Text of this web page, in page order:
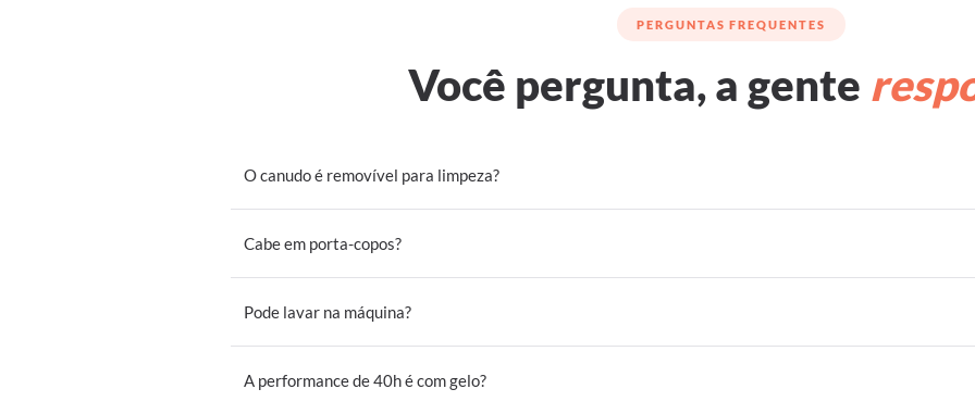
PERGUNTAS FREQUENTES
Você pergunta, a gente
O canudo é removível para limpeza?
Cabe em porta-copos?
Pode lavar na máquina?
A performance de 40h é com gelo?